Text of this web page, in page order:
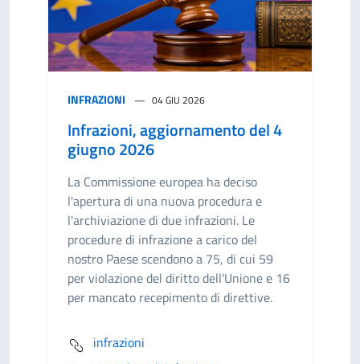
INFRAZIONI 04 GIU 2026
Infrazioni, aggiornamento del 4
giugno 2026
La Commissione europea ha deciso
l'apertura di una nuova procedura e
l'archiviazione di due infrazioni. Le
procedure di infrazione a carico del
nostro Paese scendono a 75, di cui 59
per violazione del diritto dell'Unione e 16
per mancato recepimento di direttive.
infrazioni